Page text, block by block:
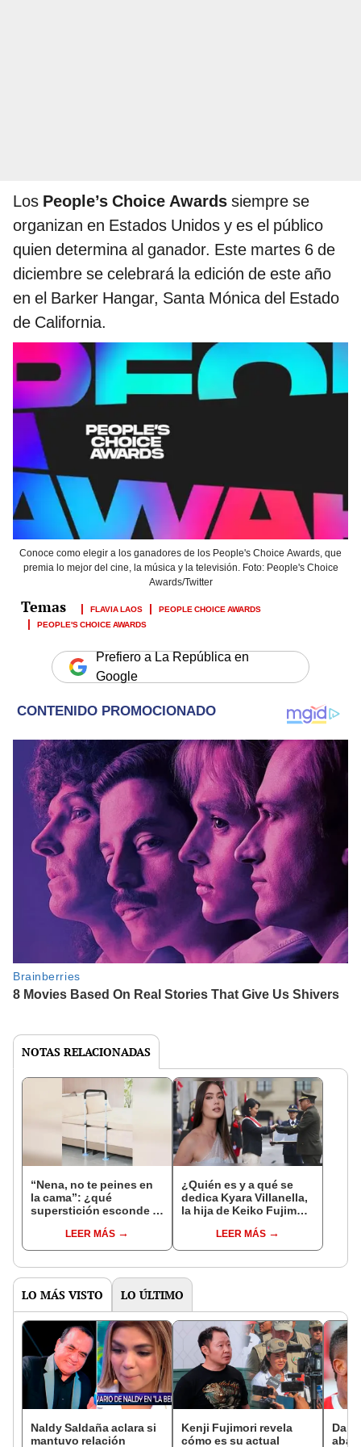
Los People’s Choice Awards siempre se
organizan en Estados Unidos y es el público
quien determina al ganador. Este martes 6 de
diciembre se celebrará la edición de este año
en el Barker Hangar, Santa Mónica del Estado
de California.
Conoce como elegir a los ganadores de los People's Choice Awards, que
premia lo mejor del cine, la música y la televisión. Foto: People's Choice
Awards/Twitter
FLAVIA LAOS
PEOPLE CHOICE AWARDS
PEOPLE'S CHOICE AWARDS
Prefiero a La República en
Google
NOTAS RELACIONADAS
“Nena, no te peines en
la cama”: ¿qué
superstición esconde la
Enanitos Verdes?
LEER MÁS
¿Quién es y a qué se
dedica Kyara Villanella,
la hija de Keiko Fujimori
nivel nacional?
LEER MÁS
LO MÁS VISTO LO ÚLTIMO
Naldy Saldaña aclara si
mantuvo relación
Kenji Fujimori revela
cómo es su actual